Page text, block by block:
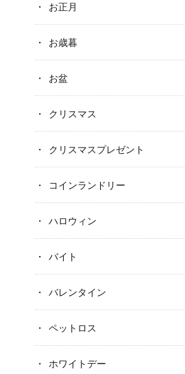
お正月
お歳暮
お盆
クリスマス
クリスマスプレゼント
コインランドリー
ハロウィン
バイト
バレンタイン
ペットロス
ホワイトデー